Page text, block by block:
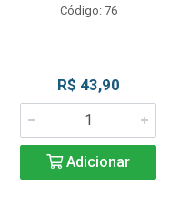
Código: 76
R$ 43,90
Adicionar